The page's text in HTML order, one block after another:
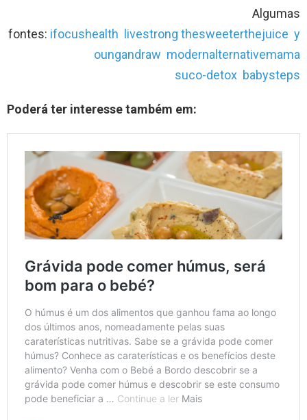
Algumas
fontes: ifocushealth livestrong thesweeterthejuice y
oungandraw modernalternativemama
suco-detox babysteps
Poderá ter interesse também em: